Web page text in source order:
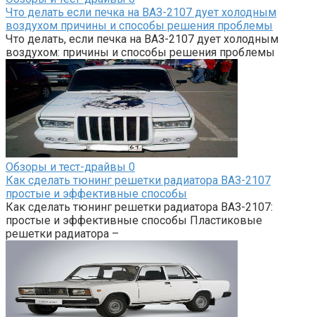
Что делать если печка на ВАЗ-2107 дует холодным
воздухом причины и способы решения проблемы
Что делать, если печка на ВАЗ-2107 дует холодным
воздухом: причины и способы решения проблемы
Обзоры и тест-драйвы 0
Как сделать тюнинг решетки радиатора ВАЗ-2107
простые и эффективные способы
Как сделать тюнинг решетки радиатора ВАЗ-2107:
простые и эффективные способы Пластиковые
решетки радиатора –